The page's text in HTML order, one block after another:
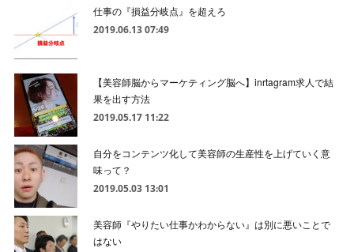
仕事の『損益分岐点』を超えろ
2019.06.13 07:49
【美容師脳からマーケティング脳へ】inrtagram求人で結
果を出す方法
2019.05.17 11:22
自分をコンテンツ化して美容師の生産性を上げていく意
味って？
2019.05.03 13:01
美容師『やりたい仕事かわからない』は別に悪いことで
はない